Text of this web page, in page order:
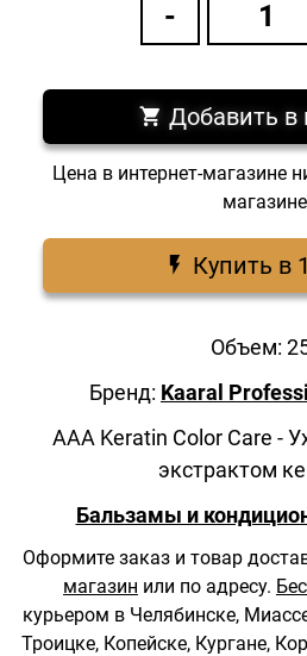
Добавить в
Цена в интернет-магазине
Купить в
Объем:
Бренд: Kaaral
AAA Keratin Color Care -
экстрактом
Бальзамы и
Оформите заказ и товар
магазин или по адресу.
курьером в Челябинске,
Троицке, Копейске, Кургане,